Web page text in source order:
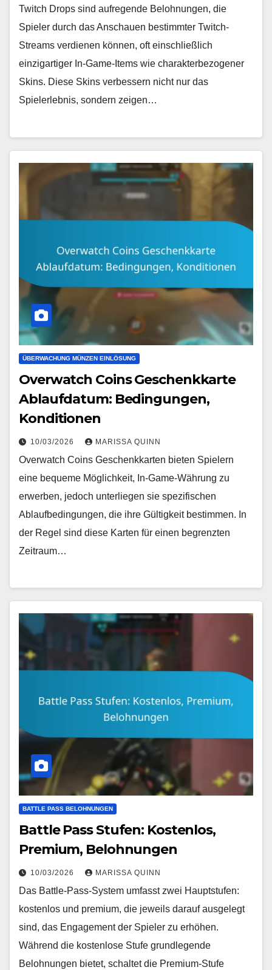
Twitch Drops sind aufregende Belohnungen, die
Spieler durch das Anschauen bestimmter Twitch-
Streams verdienen können, oft einschließlich
einzigartiger In-Game-Items wie charakterbezogener
Skins. Diese Skins verbessern nicht nur das
Spielerlebnis, sondern zeigen…
ÜBERWACHUNG MÜNZEN EINLÖSUNG
Overwatch Coins Geschenkkarte
Ablaufdatum: Bedingungen,
Konditionen
10/03/2026 MARISSA QUINN
Overwatch Coins Geschenkkarten bieten Spielern
eine bequeme Möglichkeit, In-Game-Währung zu
erwerben, jedoch unterliegen sie spezifischen
Ablaufbedingungen, die ihre Gültigkeit bestimmen. In
der Regel sind diese Karten für einen begrenzten
Zeitraum…
BATTLE PASS BELOHNUNGEN
Battle Pass Stufen: Kostenlos,
Premium, Belohnungen
10/03/2026 MARISSA QUINN
Das Battle-Pass-System umfasst zwei Hauptstufen:
kostenlos und premium, die jeweils darauf ausgelegt
sind, das Engagement der Spieler zu erhöhen.
Während die kostenlose Stufe grundlegende
Belohnungen bietet, schaltet die Premium-Stufe